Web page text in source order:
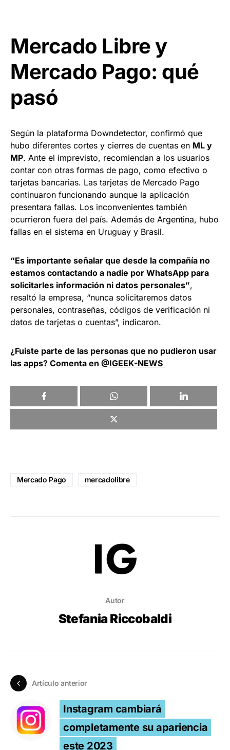
Mercado Libre y
Mercado Pago: qué
pasó
Según la plataforma Downdetector, confirmó que
hubo diferentes cortes y cierres de cuentas en ML y
MP. Ante el imprevisto, recomiendan a los usuarios
contar con otras formas de pago, como efectivo o
tarjetas bancarias. Las tarjetas de Mercado Pago
continuaron funcionando aunque la aplicación
presentara fallas. Los inconvenientes también
ocurrieron fuera del país. Además de Argentina, hubo
fallas en el sistema en Uruguay y Brasil.
“Es importante señalar que desde la compañía no
estamos contactando a nadie por WhatsApp para
solicitarles información ni datos personales”,
resaltó la empresa, “nunca solicitaremos datos
personales, contraseñas, códigos de verificación ni
datos de tarjetas o cuentas”, indicaron.
¿Fuiste parte de las personas que no pudieron usar
las apps? Comenta en @IGEEK-NEWS
Mercado Pago mercadolibre
Autor
Stefania Riccobaldi
Artículo anterior
Instagram cambiará
completamente su apariencia
este 2023